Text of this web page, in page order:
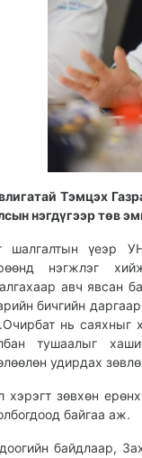
Тэмцэх
нэгдүгээр төв
шалгалтын үеэр
нэгжлэг
авч явсан
бичгийн
нь саяхныг
тушаалыг
удирдах
хэрэгт зөвхөн
байгаа аж.
байдлаар,